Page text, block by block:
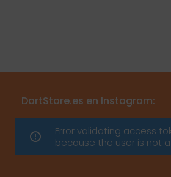
DartStore.es en Instagram:
Error validating access
because the user is not